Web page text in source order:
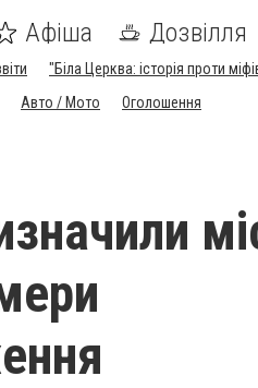
Афіша Дозвілля
"Біла Церква: історія проти
Авто / Мото Оголошення